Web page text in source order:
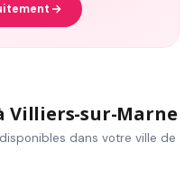
Villiers-sur-Marne
dans votre ville de